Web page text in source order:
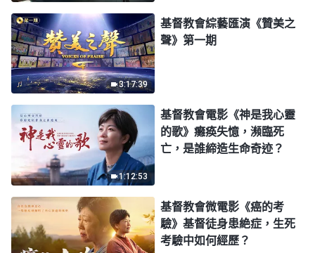
3:17:39
基督教會綜藝匯演《贊美之
聲》第一期
1:12:53
基督教會電影《神是我心靈
的歌》癱痪失憶，瀕臨死
亡，是誰締造生命奇迹？
基督教會微電影《癌的考
驗》基督徒身患絶症，生死
考驗中如何經歷？